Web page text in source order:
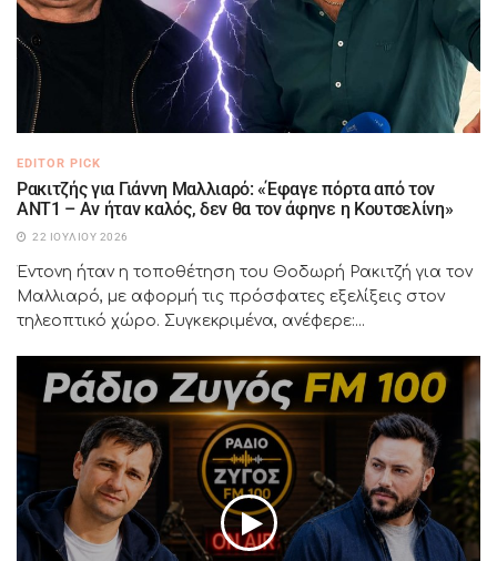
EDITOR PICK
Ρακιτζής για Γιάννη Μαλλιαρό: «Έφαγε πόρτα από τον
ΑΝΤ1 – Αν ήταν καλός, δεν θα τον άφηνε η Κουτσελίνη»
22 ΙΟΥΛΊΟΥ 2026
Έντονη ήταν η τοποθέτηση του Θοδωρή Ρακιτζή για τον
Μαλλιαρό, με αφορμή τις πρόσφατες εξελίξεις στον
τηλεοπτικό χώρο. Συγκεκριμένα, ανέφερε:...